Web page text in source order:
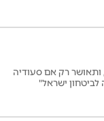
ותאושר רק אם סעודיה
ישראל"